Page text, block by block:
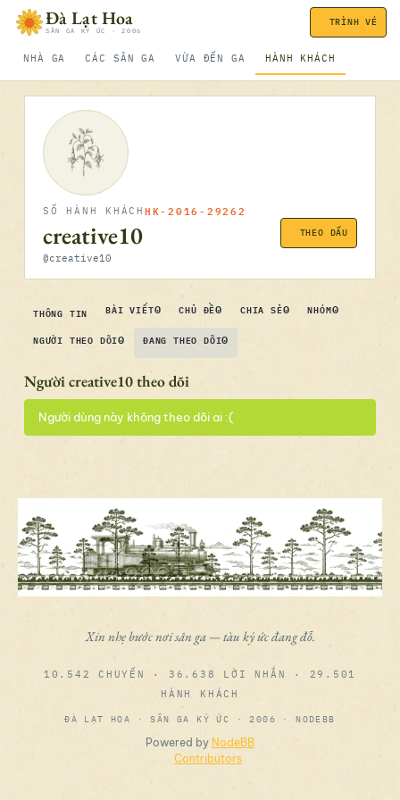
Bỏ qua nội dungĐà Lạt Hoa
SÂN GA KÝ ỨC · 2006
NHÀ GA CÁC SÂN GA VỪA ĐẾN GA HÀNH KHÁCH
TRÌNH VÉ
SỐ HÀNH KHÁCH HK-2016-29262
creative10
@creative10
THEO DẤU
THÔNG TIN BÀI VIẾT0 CHỦ ĐỀ0 CHIA SẺ0 NHÓM0
NGƯỜI THEO DÕI0 ĐANG THEO DÕI0
Người creative10 theo dõi
Người dùng này không theo dõi ai :(
Xin nhẹ bước nơi sân ga — tàu ký ức đang đỗ.
10.542 CHUYẾN · 36.638 LỜI NHẮN · 29.501
HÀNH KHÁCH
ĐÀ LẠT HOA · SÂN GA KÝ ỨC · 2006 · NODEBB
Powered by NodeBB
Contributors